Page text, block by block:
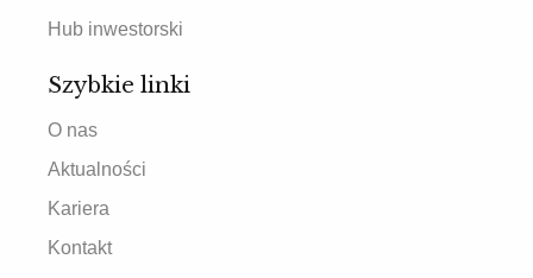
Hub inwestorski
Szybkie linki
O nas
Aktualności
Kariera
Kontakt